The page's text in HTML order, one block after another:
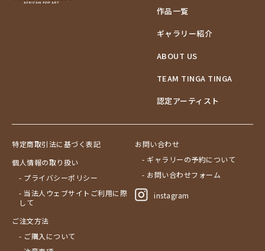
作品一覧
ギャラリー紹介
ABOUT US
TEAM TINGA TINGA
認定アーティスト
特定商取引法に基づく表記
個人情報の取り扱い
- プライバシーポリシー
- 当法人ウェブサイトご利用に際
して
ご注文方法
- ご購入について
お問い合わせ
- ギャラリーの予約について
- お問い合わせフォーム
instagram